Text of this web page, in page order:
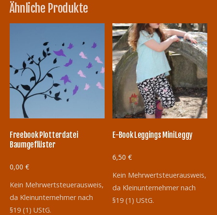
Ähnliche Produkte
Freebook Plotterdatei
Baumgeflüster
0,00 €
Kein Mehrwertsteuerausweis,
da Kleinunternehmer nach
§19 (1) UStG.
E-Book Leggings MiniLeggy
6,50€
Kein Mehrwertsteuerausweis,
da Kleinunternehmer nach
§19 (1) UStG.